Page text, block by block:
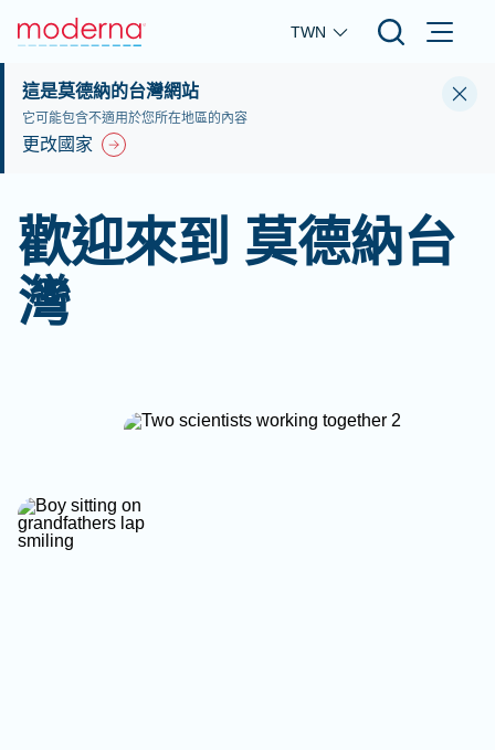
Skip to main content
TWN
這是莫德納的台灣網站
它可能包含不適用於您所在地區的內容
更改國家
歡迎來到 莫德納台
灣